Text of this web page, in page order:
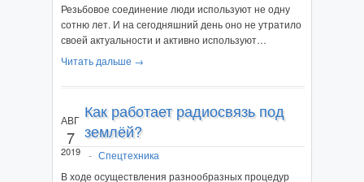
Резьбовое соединение люди используют не одну
сотню лет. И на сегодняшний день оно не утратило
своей актуальности и активно используют…
Читать дальше →
АВГ
7
2019
Как работает радиосвязь под
землёй?
- Спецтехника
В ходе осуществления разнообразных процедур